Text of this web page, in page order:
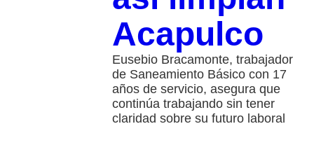
Acapulco
Eusebio Bracamonte, trabajador
de Saneamiento Básico con 17
años de servicio, asegura que
continúa trabajando sin tener
claridad sobre su futuro laboral